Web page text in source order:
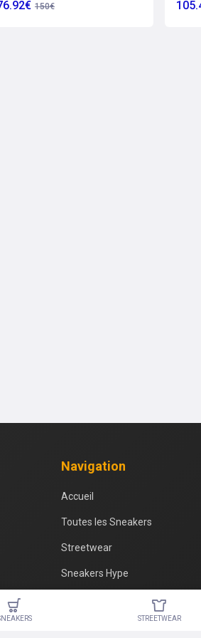
150€
Navigation
Accueil
Toutes les Sneakers
Streetwear
Sneakers Hype
STREETWEAR